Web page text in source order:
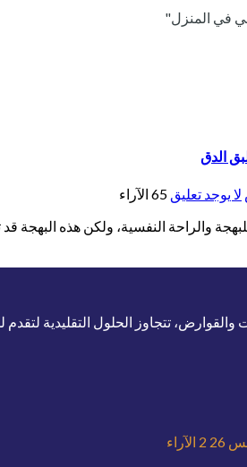
لا يوجد تعليق 65 الآراء
للبهجة والراحة النفسية، ولكن هذه
تتجاوز الحلول التقليدية
2 الآراء